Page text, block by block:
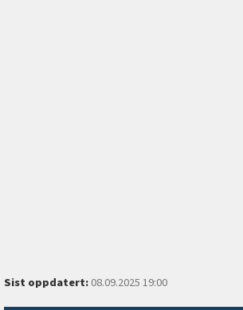
Sist oppdatert:08.09.2025 19:00